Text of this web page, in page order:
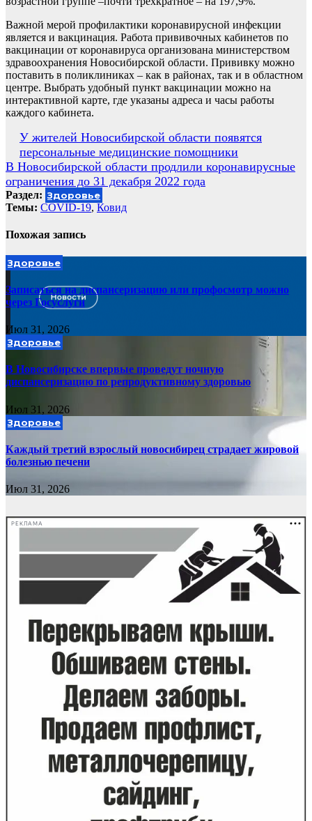
Важной мерой профилактики коронавирусной инфекции
является и вакцинация. Работа прививочных кабинетов по
вакцинации от коронавируса организована министерством
здравоохранения Новосибирской области. Прививку можно
поставить в поликлиниках – как в районах, так и в областном
центре. Выбрать удобный пункт вакцинации можно на
интерактивной карте, где указаны адреса и часы работы
каждого кабинета.
Навигация
по
записям
У жителей Новосибирской области появятся
персональные медицинские помощники
В Новосибирской области продлили коронавирусные
ограничения до 31 декабря 2022 года
Раздел: Здоровье
Темы: COVID-19, Ковид
Похожая запись
Здоровье
Записаться на диспансеризацию или профосмотр можно
через Госуслуги
Июл 31, 2026
Здоровье
В Новосибирске впервые проведут ночную
диспансеризацию по репродуктивному здоровью
Июл 31, 2026
Здоровье
Каждый третий взрослый новосибирец страдает жировой
болезнью печени
Июл 31, 2026
РЕКЛАМА